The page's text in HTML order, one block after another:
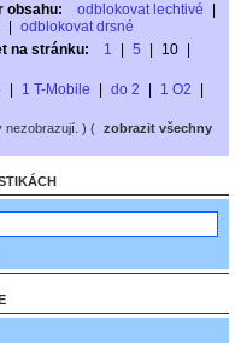
obsahu: odblokovat lechtivé
odblokovat drsné
na stránku: 1 5 10
1 T-Mobile do 2 1 O2
nezobrazují. ) ( zobrazit všechny